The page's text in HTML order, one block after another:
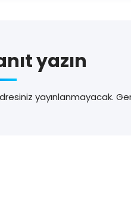
yazın
yayınlanmayacak.